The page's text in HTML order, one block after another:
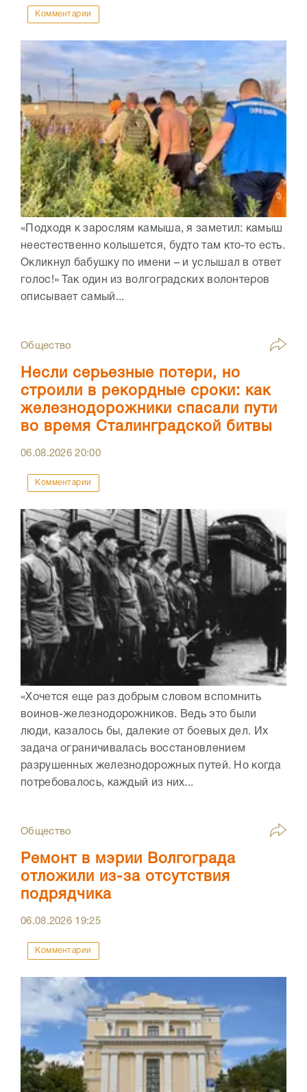
Комментарии
«Подходя к зарослям камыша, я заметил: камыш
неестественно колышется, будто там кто-то есть.
Окликнул бабушку по имени – и услышал в ответ
голос!» Так один из волгоградских волонтеров
описывает самый...
Общество
Несли серьезные потери, но
строили в рекордные сроки: как
железнодорожники спасали пути
во время Сталинградской битвы
06.08.202620:00
Комментарии
«Хочется еще раз добрым словом вспомнить
воинов-железнодорожников. Ведь это были
люди, казалось бы, далекие от боевых дел. Их
задача ограничивалась восстановлением
разрушенных железнодорожных путей. Но когда
потребовалось, каждый из них...
Общество
Ремонт в мэрии Волгограда
отложили из-за отсутствия
подрядчика
06.08.2026 19:25
Комментарии